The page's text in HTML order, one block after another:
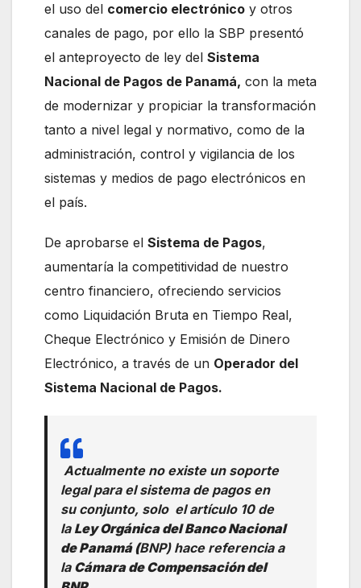
el uso del comercio electrónico y otros
canales de pago, por ello la SBP presentó
el anteproyecto de ley del Sistema
Nacional de Pagos de Panamá, con la meta
de modernizar y propiciar la transformación
tanto a nivel legal y normativo, como de la
administración, control y vigilancia de los
sistemas y medios de pago electrónicos en
el país.
De aprobarse el Sistema de Pagos,
aumentaría la competitividad de nuestro
centro financiero, ofreciendo servicios
como Liquidación Bruta en Tiempo Real,
Cheque Electrónico y Emisión de Dinero
Electrónico, a través de un Operador del
Sistema Nacional de Pagos.
Actualmente no existe un soporte
legal para el sistema de pagos en
su conjunto, solo el artículo 10 de
laLey Orgánica del Banco Nacional
de Panamá (BNP) hace referencia a
la Cámara de Compensación del